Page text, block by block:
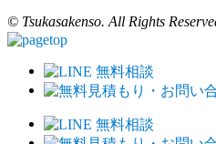
© Tsukasakenso. All Rights